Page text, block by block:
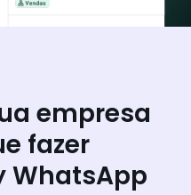
empresa
fazer
WhatsApp